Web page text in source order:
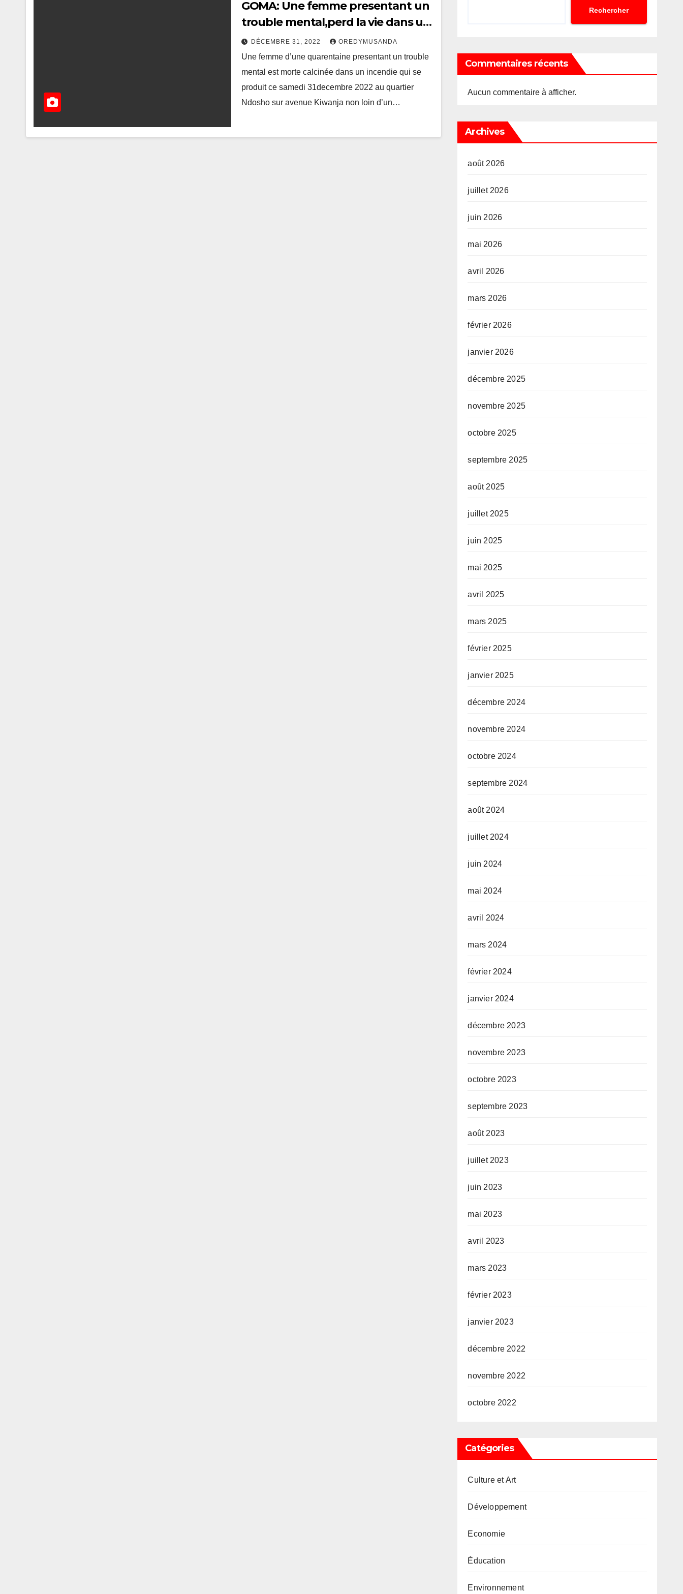
GOMA: Une femme presentant un
trouble mental,perd la vie dans un
incendie au quartier Ndosho
DÉCEMBRE 31, 2022 OREDYMUSANDA
Une femme d’une quarentaine presentant un trouble
mental est morte calcinée dans un incendie qui se
produit ce samedi 31decembre 2022 au quartier
Ndosho sur avenue Kiwanja non loin d’un…
Rechercher
Commentaires récents
Aucun commentaire à afficher.
Archives
août 2026
juillet 2026
juin 2026
mai 2026
avril 2026
mars 2026
février 2026
janvier 2026
décembre 2025
novembre 2025
octobre 2025
septembre 2025
août 2025
juillet 2025
juin 2025
mai 2025
avril 2025
mars 2025
février 2025
janvier 2025
décembre 2024
novembre 2024
octobre 2024
septembre 2024
août 2024
juillet 2024
juin 2024
mai 2024
avril 2024
mars 2024
février 2024
janvier 2024
décembre 2023
novembre 2023
octobre 2023
septembre 2023
août 2023
juillet 2023
juin 2023
mai 2023
avril 2023
mars 2023
février 2023
janvier 2023
décembre 2022
novembre 2022
octobre 2022
Catégories
Culture et Art
Développement
Economie
Éducation
Environnement